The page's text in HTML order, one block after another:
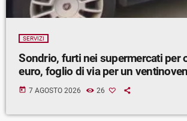
SERVIZI
Sondrio, furti nei supermercati per
euro, foglio di via per un
today 7 AGOSTO 2026 26